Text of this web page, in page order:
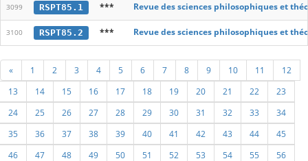
3099 RSPT85.1 *** Revue des sciences philosophiques et
3100 RSPT85.2 *** Revue des sciences philosophiques et
« 1 2 3 4 5 6 7 8 9 10 11
12
13
14 15 16 17 18 19 20 21 22
23
24
25 26 27 28 29 30 31 32 33
34
35
36 37 38 39 40 41 42 43 44
45
46
47 48 49 50 51 52 53 54 55
56